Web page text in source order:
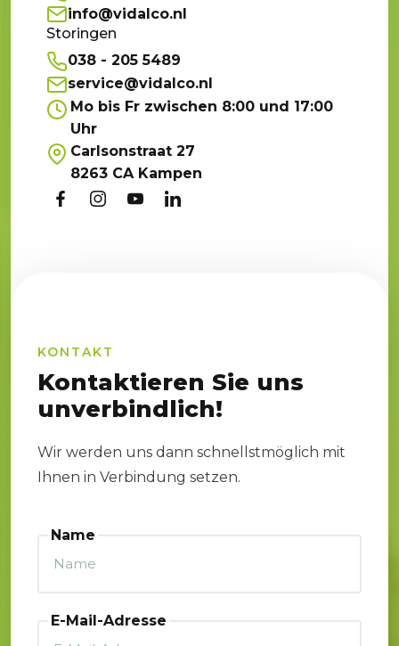
info@vidalco.nl
Storingen
038 - 205 5489
service@vidalco.nl
Mo bis Fr zwischen 8:00 und 17:00
Uhr
Carlsonstraat 27
8263 CA Kampen
KONTAKT
Kontaktieren Sie uns
unverbindlich!
Wir werden uns dann schnellstmöglich mit
Ihnen in Verbindung setzen.
Name
E-Mail-Adresse